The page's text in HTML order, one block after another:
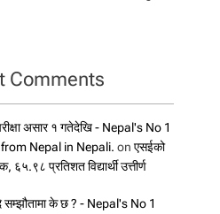
Comments
असार १ गतेदेखि - Nepal's No 1
Nepal in Nepali. on एसईको
६५.९८ प्रतिशत विद्यार्थी उत्तीर्ण
सम्झौतामा के छ ? - Nepal's No 1